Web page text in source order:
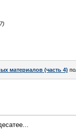
материалов (часть 4)